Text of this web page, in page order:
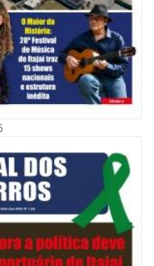
de Ferrugem, Banda